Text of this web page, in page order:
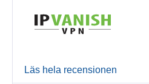
Läs hela recensionen